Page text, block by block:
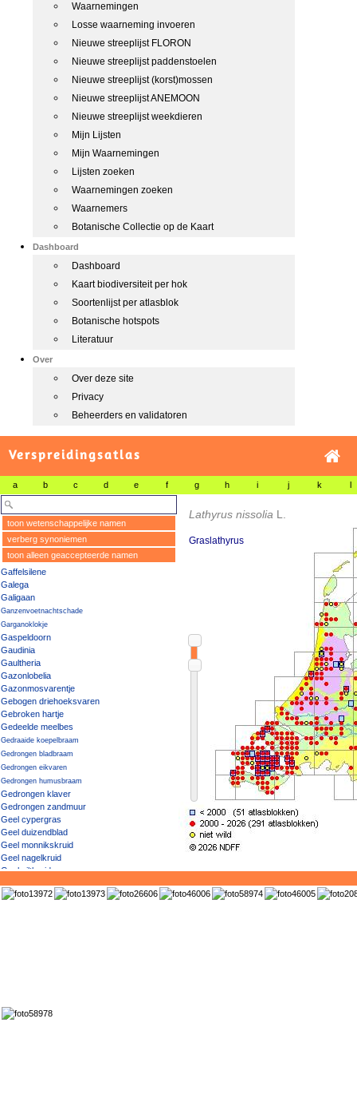
Waarnemingen
Losse waarneming invoeren
Nieuwe streeplijst FLORON
Nieuwe streeplijst paddenstoelen
Nieuwe streeplijst (korst)mossen
Nieuwe streeplijst ANEMOON
Nieuwe streeplijst weekdieren
Mijn Lijsten
Mijn Waarnemingen
Lijsten zoeken
Waarnemingen zoeken
Waarnemers
Botanische Collectie op de Kaart
Dashboard
Dashboard
Kaart biodiversiteit per hok
Soortenlijst per atlasblok
Botanische hotspots
Literatuur
Over
Over deze site
Privacy
Beheerders en validatoren
Verspreidingsatlas
a b c d e f g h i j k l
toon wetenschappelijke namen
verberg synoniemen
toon alleen geaccepteerde namen
Gaffelsilene
Galega
Galigaan
Ganzenvoetnachtschade
Garganoklokje
Gaspeldoorn
Gaudinia
Gaultheria
Gazonlobelia
Gazonmosvarentje
Gebogen driehoeksvaren
Gebroken hartje
Gedeelde meelbes
Gedraaide koepelbraam
Gedrongen bladbraam
Gedrongen eikvaren
Gedrongen humusbraam
Gedrongen klaver
Gedrongen zandmuur
Geel cypergras
Geel duizendblad
Geel monnikskruid
Geel nagelkruid
Geel viltkruid
Geel vogelpootje
Geelgroene zegge × Gele zegge
Lathyrus nissolia L.
Graslathyrus